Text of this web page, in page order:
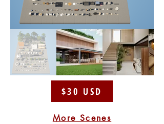
$30 USD
More Scenes